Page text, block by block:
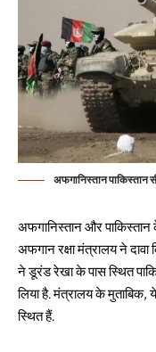
अफगानिस्तान पाकिस्तान
अफगानिस्तान और पाकिस्तान
अफगान रक्षा मंत्रालय ने
ने डूरंड रेखा के पास स्थित
लिया है. मंत्रालय के मुताबिक,
स्थित हैं.